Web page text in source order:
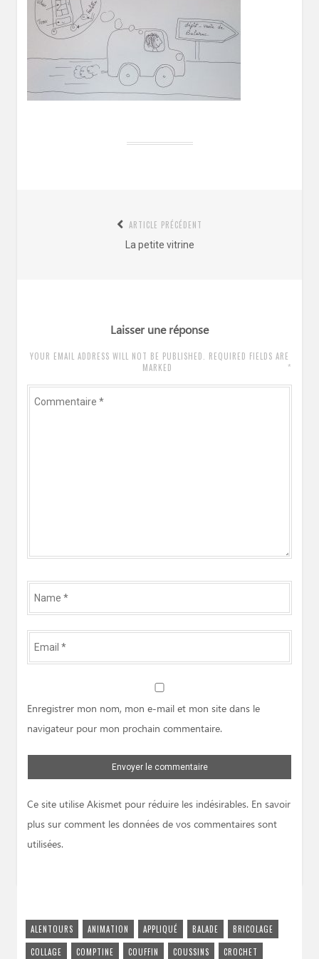
ARTICLE PRÉCÉDENT
Article
La petite vitrine
Laisser une réponse
YOUR EMAIL ADDRESS WILL NOT BE PUBLISHED. REQUIRED FIELDS ARE
MARKED
*
Commentaire
Name
*
Email
*
Enregistrer mon nom, mon e-mail et mon site dans le
navigateur pour mon prochain commentaire.
Ce site utilise Akismet pour réduire les indésirables. En savoir
plus sur comment les données de vos commentaires sont
utilisées.
ALENTOURS ANIMATION APPLIQUÉ BALADE
BRICOLAGE
COLLAGE
COMPTINE COUFFIN COUSSINS CROCHET